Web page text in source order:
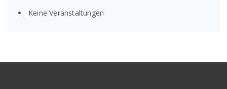
Keine Veranstaltungen